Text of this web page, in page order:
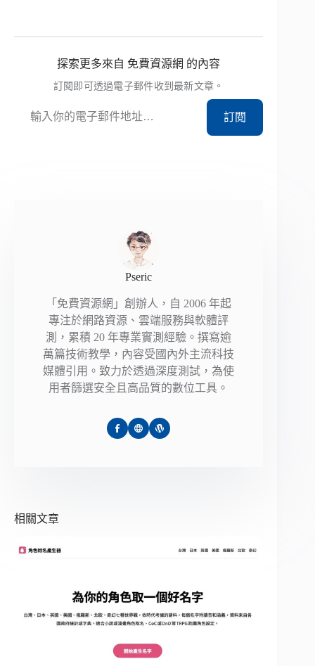
探索更多來自 免費資源網 的內容
訂閱即可透過電子郵件收到最新文章。
訂閱
Pseric
「免費資源網」創辦人，自 2006 年起
專注於網路資源、雲端服務與軟體評
測，累積 20 年專業實測經驗。撰寫逾
萬篇技術教學，內容受國內外主流科技
媒體引用。致力於透過深度測試，為使
用者篩選安全且高品質的數位工具。
相關文章